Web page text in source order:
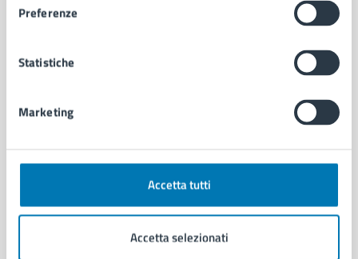
Preferenze
Statistiche
Marketing
Accetta tutti
Accetta selezionati
Personale amministrativo
Intranet, posta aziendale e protocollo
CATEGORIE DI SERVIZIO
Documenti e certificati
Educazione e formazione